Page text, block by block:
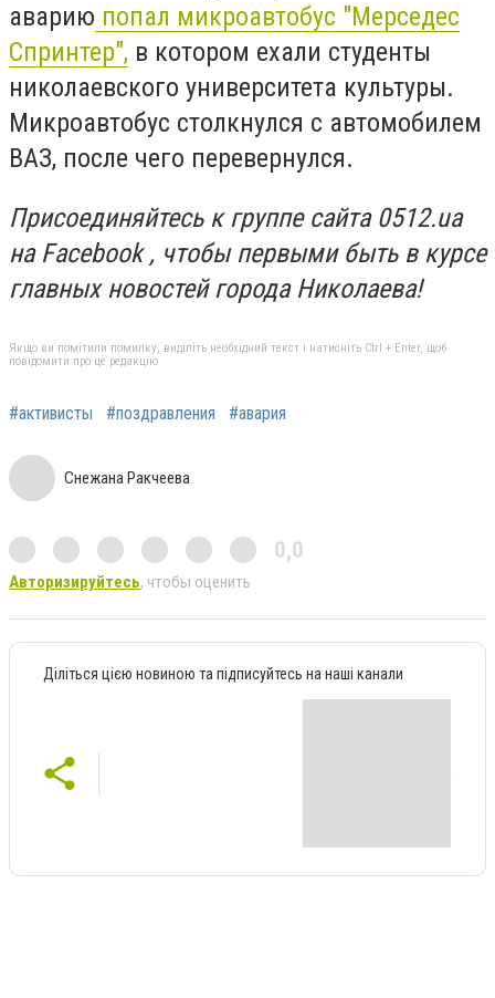
аварию попал микроавтобус "Мерседес
Спринтер", в котором ехали студенты
николаевского университета культуры.
Микроавтобус столкнулся с автомобилем
ВАЗ, после чего перевернулся.
Присоединяйтесь к группе сайта 0512.ua
на Facebook , чтобы первыми быть в курсе
главных новостей города Николаева!
Якщо ви помітили помилку, виділіть необхідний текст і натисніть Ctrl + Enter, щоб
повідомити про це редакцію
#активисты #поздравления #авария
Снежана Ракчеева
0,0
Авторизируйтесь, чтобы оценить
Діліться цією новиною та підписуйтесь на наші канали